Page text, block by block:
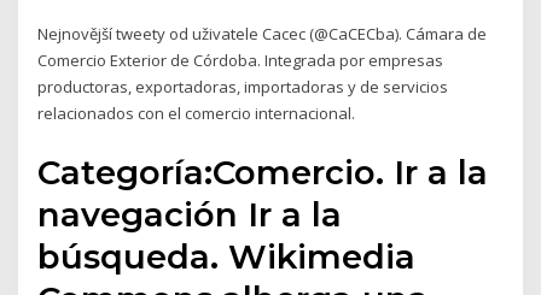
Nejnovější tweety od uživatele Cacec (@CaCECba). Cámara de
Comercio Exterior de Córdoba. Integrada por empresas
productoras, exportadoras, importadoras y de servicios
relacionados con el comercio internacional.
Categoría:Comercio. Ir a la
navegación Ir a la
búsqueda. Wikimedia